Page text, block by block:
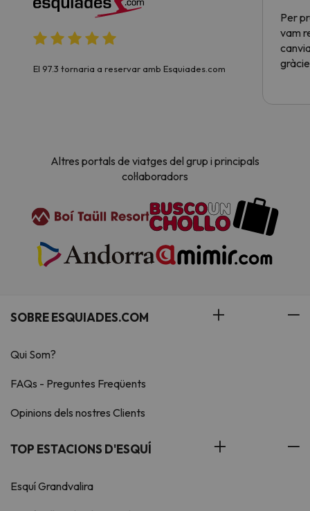
El 97.3 tornaria a reservar amb Esquiades.com
Per
vam
Altres portals de viatges del grup i principals
col·laboradors
SOBRE ESQUIADES.COM
Qui Som?
FAQs - Preguntes Freqüents
Opinions dels nostres Clients
TOP ESTACIONS D'ESQUÍ
Esquí Grandvalira